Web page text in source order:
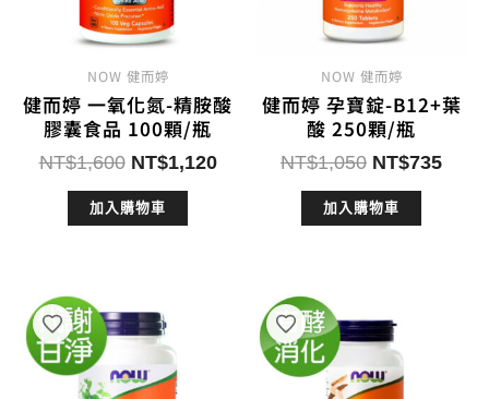
NOW 健而婷
健而婷 一氧化氮-精胺酸
膠囊食品 100顆/瓶
NT$1,600 原
始
價
NT$1,120目
加入購物車
NOW 健而婷
健而婷 孕寶錠-B12+葉
酸 250顆/瓶
NT$1,050 原
始
價
NT$735目
加入購物車